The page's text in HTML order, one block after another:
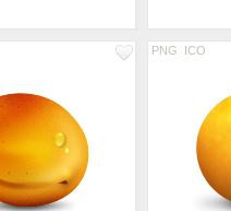
PNG ICO